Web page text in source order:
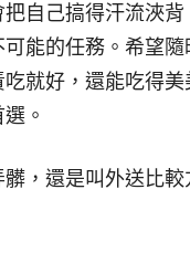
自己搞得汗流浹背
能的任務。希望隨
就好，還能吃得美
。
，還是叫外送比較